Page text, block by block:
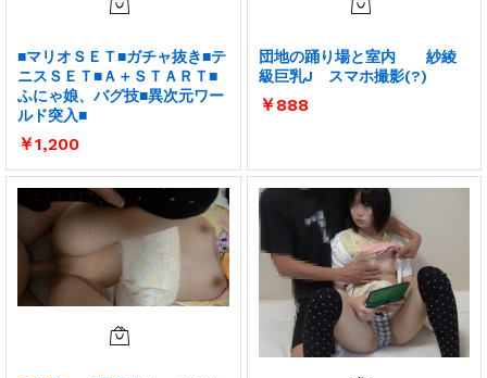
■マリオＳＥＴ■ガチャ抜き■テ
ニスＳＥＴ■Ａ＋ＳＴＡＲＴ■
ふにゃ娘、バグ技■異次元ワー
ルド突入■
￥1,200
団地の踊り場と室内 紗綾
級巨乳J スマホ撮影(?)
￥888